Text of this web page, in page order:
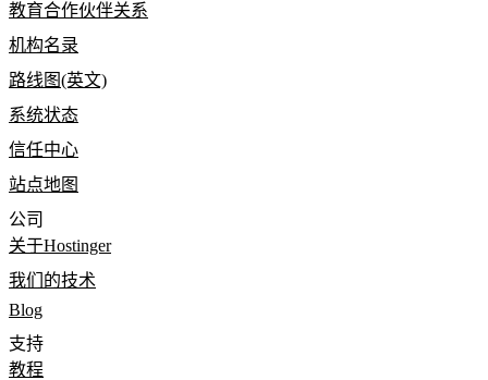
教育合作伙伴关系
机构名录
路线图(英文)
系统状态
信任中心
站点地图
公司
关于Hostinger
我们的技术
Blog
支持
教程